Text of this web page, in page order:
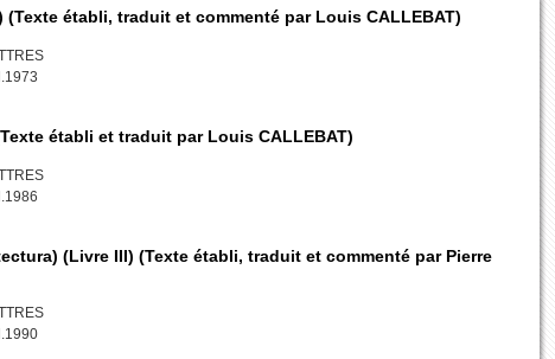
(Texte établi, traduit et commenté par Louis CALLEBAT)
établi et traduit par Louis CALLEBAT)
(Livre III) (Texte établi, traduit et commenté par Pierre